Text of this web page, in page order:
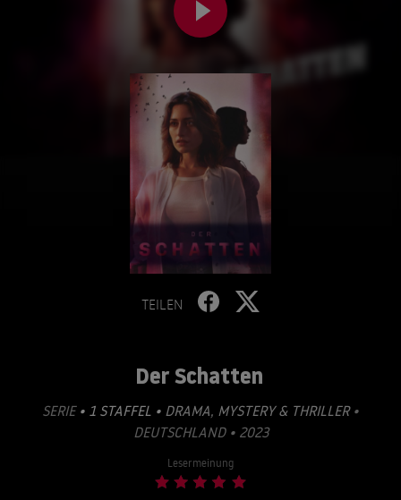
TEILEN
Der Schatten
SERIE • 1 STAFFEL • DRAMA, MYSTERY & THRILLER•
DEUTSCHLAND • 2023
Lesermeinung